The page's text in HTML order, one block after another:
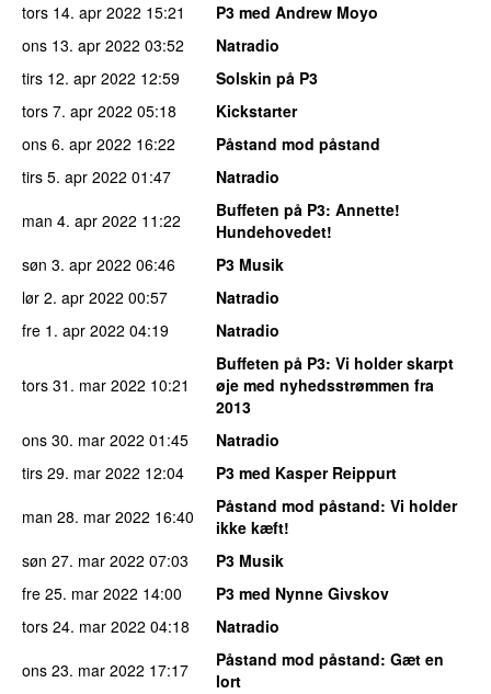
tors 14. apr 2022 15:21
P3 med Andrew Moyo
ons 13. apr 2022 03:52
Natradio
tirs 12. apr 2022 12:59
Solskin på P3
tors 7. apr 2022 05:18
Kickstarter
ons 6. apr 2022 16:22
Påstand mod påstand
tirs 5. apr 2022 01:47
Natradio
man 4. apr 2022 11:22 Buffeten på P3: Annette!
Hundehovedet!
søn 3. apr 2022 06:46
P3 Musik
lør 2. apr 2022 00:57
Natradio
fre 1. apr 2022 04:19 Natradio
tors 31. mar 2022 10:21
Buffeten på P3: Vi holder skarpt
øje med nyhedsstrømmen fra
2013
ons 30. mar 2022 01:45
Natradio
tirs 29. mar 2022 12:04
P3 med Kasper Reippurt
man 28. mar 2022 16:40 Påstand mod påstand: Vi holder
ikke kæft!
søn 27. mar 2022 07:03
P3 Musik
fre 25. mar 2022 14:00
P3 med Nynne Givskov
tors 24. mar 2022 04:18
Natradio
ons 23. mar 2022 17:17 Påstand mod påstand: Gæt en
lort